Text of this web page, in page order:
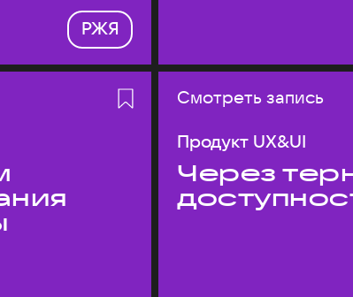
РЖЯ
Смотреть запись
Продукт UX&UI
Через